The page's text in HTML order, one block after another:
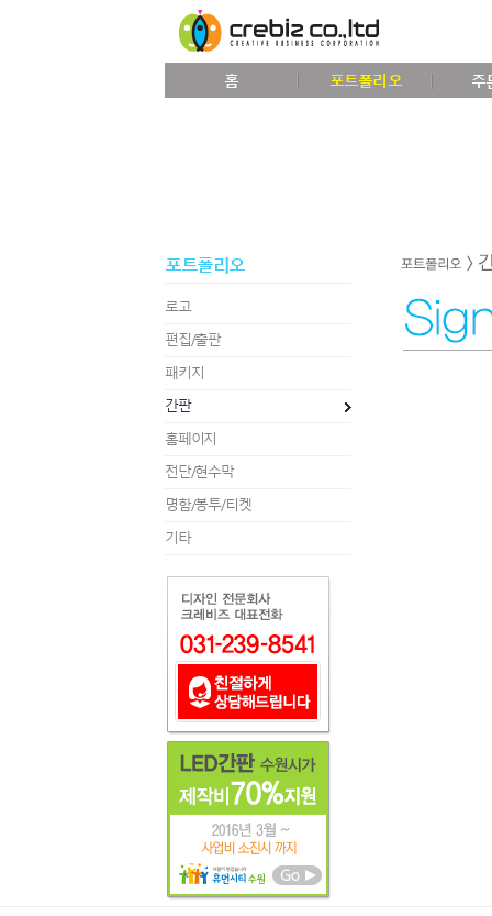
홈 포트폴리오 주
포트폴리오
로고
편집/출판
패키지
간판
홈페이지
전단/현수막
명함/봉투/티켓
기타